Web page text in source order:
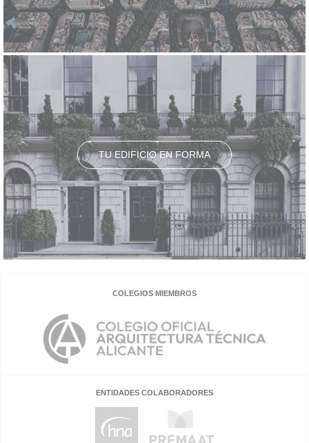
TU EDIFICIO EN FORMA
COLEGIOS MIEMBROS
ENTIDADES COLABORADORES